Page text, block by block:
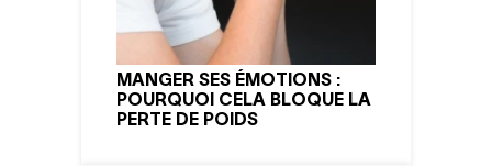
MANGER SES ÉMOTIONS :
POURQUOI CELA BLOQUE LA
PERTE DE POIDS